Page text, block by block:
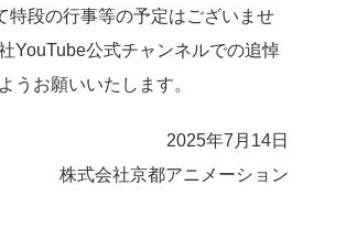
特段の行事等の予定はございませ
YouTube公式チャンネルでの追悼
うお願いいたします。
2025年7月14日
株式会社京都アニメーション